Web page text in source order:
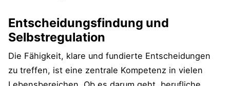
Entscheidungsfindung und
Selbstregulation
Die Fähigkeit, klare und fundierte Entscheidungen
zu treffen, ist eine zentrale Kompetenz in vielen